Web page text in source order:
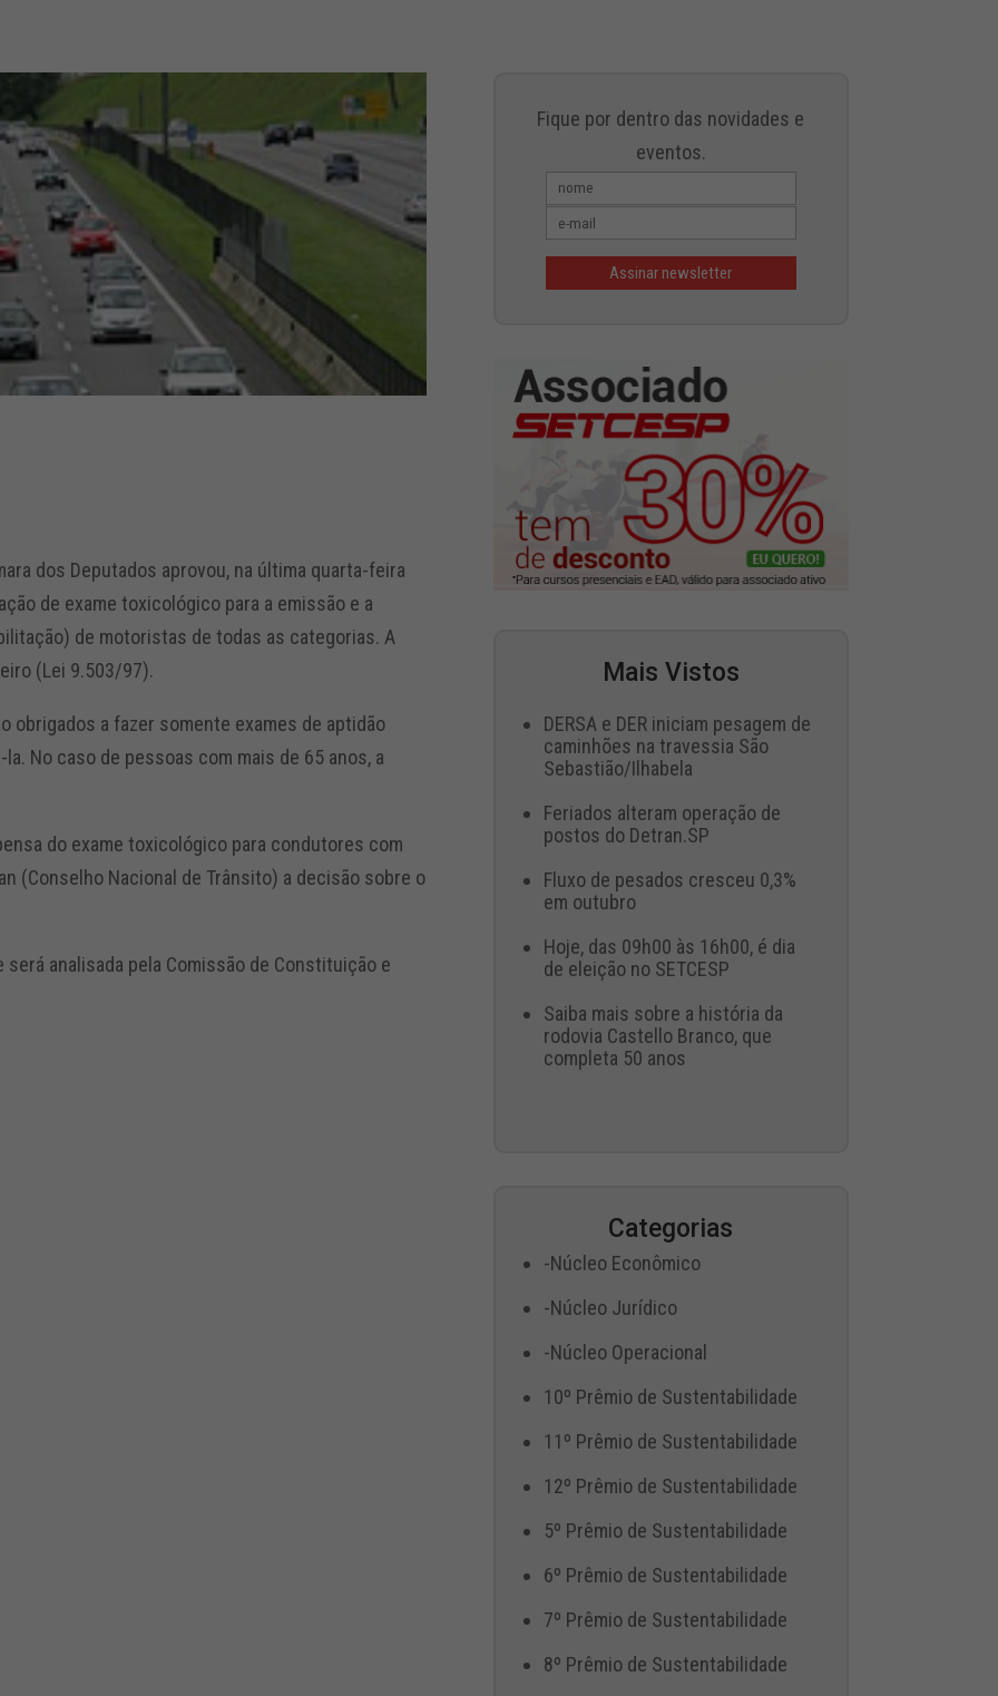
dos Deputados aprovou, na última quarta-feira
de exame toxicológico para a emissão e a
de motoristas de todas as categorias. A
(Lei 9.503/97).
obrigados a fazer somente exames de aptidão
No caso de pessoas com mais de 65 anos, a
do exame toxicológico para condutores com
(Conselho Nacional de Trânsito) a decisão sobre o
analisada pela Comissão de Constituição e
Fique por dentro das novidades e
eventos.
Mais Vistos
DERSA e DER iniciam pesagem de
caminhões na travessia São
Sebastião/Ilhabela
Feriados alteram operação de
postos do Detran.SP
Fluxo de pesados cresceu 0,3%
em outubro
Hoje, das 09h00 às 16h00, é dia
de eleição no SETCESP
Saiba mais sobre a história da
rodovia Castello Branco, que
completa 50 anos
Categorias
-Núcleo Econômico
-Núcleo Jurídico
-Núcleo Operacional
10º Prêmio de Sustentabilidade
11º Prêmio de Sustentabilidade
12º Prêmio de Sustentabilidade
5º Prêmio de Sustentabilidade
6º Prêmio de Sustentabilidade
7º Prêmio de Sustentabilidade
8º Prêmio de Sustentabilidade